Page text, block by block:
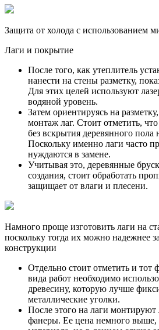
Защита от холода с использованием
Лаги и покрытие
После того, как утеплитель
нанести на стены разметку,
Для этих целей используют
водяной уровень.
Затем ориентируясь на
монтаж лаг. Стоит отметить,
без вскрытия деревянного пола
Поскольку именно лаги часто
нуждаются в замене.
Учитывая это, деревянные
создания, стоит обработать
защищает от влаги и плесени.
Намного проще изготовить лаги на
поскольку тогда их можно надежнее
конструкции
Отдельно стоит отметить и тот
вида работ необходимо
древесину, которую лучше
металлические уголки.
После этого на лаги монтируют
фанеры. Ее цена немного выше,